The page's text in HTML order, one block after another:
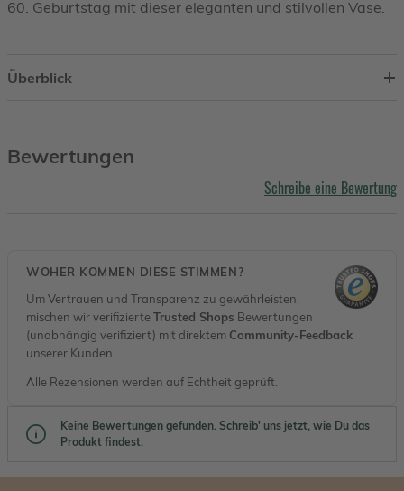
60. Geburtstag mit dieser eleganten und stilvollen Vase.
Überblick
Bewertungen
Schreibe eine Bewertung
WOHER KOMMEN DIESE STIMMEN?
Um Vertrauen und Transparenz zu gewährleisten,
mischen wir verifizierteTrusted Shops Bewertungen
(unabhängig verifiziert) mit direktem Community-Feedback
unserer Kunden.
Alle Rezensionen werden auf Echtheit geprüft.
Keine Bewertungen gefunden. Schreib' uns jetzt, wie Du das
Produkt findest.